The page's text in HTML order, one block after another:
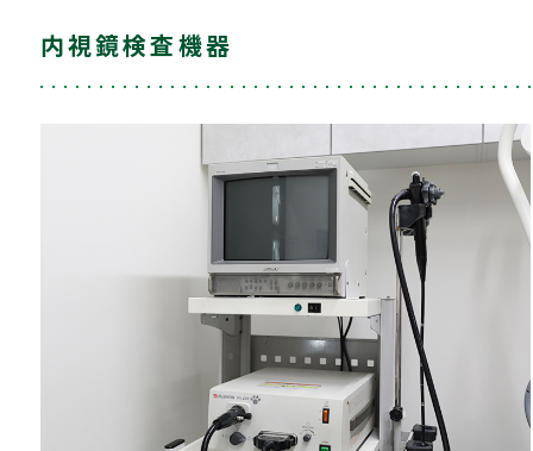
内視鏡検査機器